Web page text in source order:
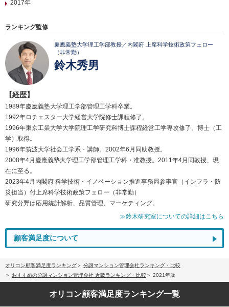
2017年
ランキング監修
慶應義塾大学理工学部教授／内閣府 上席科学技術政策フェロー
（非常勤）
鈴木秀男
【経歴】
1989年慶應義塾大学理工学部管理工学科卒業。
1992年ロチェスター大学経営大学院修士課程修了。
1996年東京工業大学大学院理工学研究科博士課程経営工学専攻修了。博士（工
学）取得。
1996年筑波大学社会工学系・講師。2002年6月同助教授。
2008年4月慶應義塾大学理工学部管理工学科・准教授。2011年4月同教授、現
在に至る。
2023年4月内閣府 科学技術・イノベーション推進事務局参事官（インフラ・防
災担当）付上席科学技術政策フェロー（非常勤）
研究分野は応用統計解析、品質管理、マーケティング。
≫鈴木研究室についての詳細はこちら
顧客満足度について
オリコン顧客満足度ランキング
分譲マンション管理会社ランキング・比較
おすすめの分譲マンション管理会社 近畿ランキング・比較
2021年版
オリコン顧客満足度ランキング一覧